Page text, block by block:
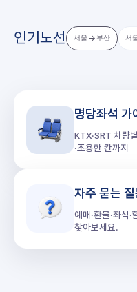
인기노선 서울 부산 서
명당좌석 가
KTX·SRT 차량
·조용한 칸까지
자주 묻는 질
예매·환불·좌석
찾아보세요.